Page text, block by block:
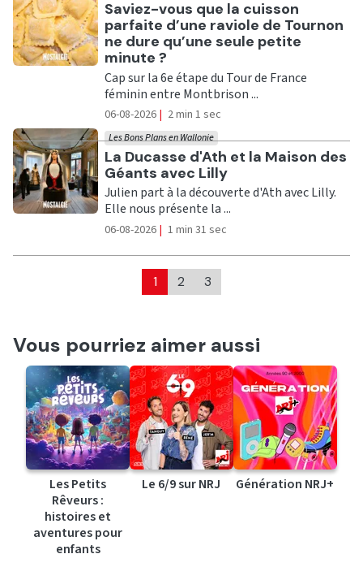
Ecouter
Saviez-vous que la cuisson
parfaite d’une raviole de Tournon
ne dure qu’une seule petite
minute ?
Cap sur la 6e étape du Tour de France
féminin entre Montbrison ...
06-08-2026 | 2 min 1 sec
Ecouter
La Ducasse d'Ath et la Maison des
Géants avec Lilly
Les Bons Plans en Wallonie
Julien part à la découverte d'Ath avec Lilly.
Elle nous présente la ...
06-08-2026 | 1 min 31 sec
1 2 3
Vous pourriez aimer aussi
Les Petits
Rêveurs :
histoires et
aventures pour
enfants
Le 6/9 sur NRJ Génération NRJ+